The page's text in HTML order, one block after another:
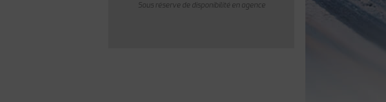
Sous réserve de disponibilité en agence